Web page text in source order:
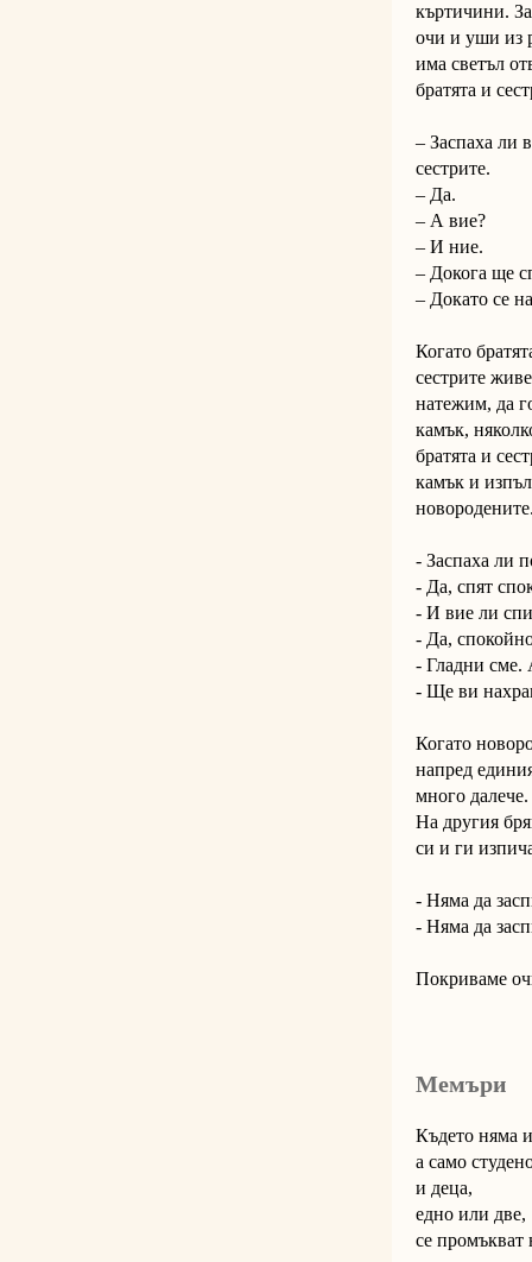
къртичини.
очи и уши из
има светъл
братята и
– Заспаха ли
сестрите.
– Да.
– А вие?
– И ние.
– Докога ще
– Докато се
Когато
сестрите
натежим, да
камък,
братята и
камък и
- Заспаха ли
- Да, спят
- И вие ли
- Да,
- Гладни сме.
- Ще ви
Когато
напред
много
На другия
си и ги
- Няма да
- Няма да
Покриваме
Мемъри
Където няма
а само
и деца,
едно или две,
се промъкват